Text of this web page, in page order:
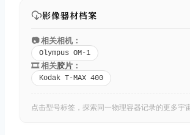
影像器材档案
📷 相关相机：
Olympus OM-1
🎞️ 相关胶片 ：
Kodak T-MAX 400
点击型号标签，探索同一物理容器记录的更多宇